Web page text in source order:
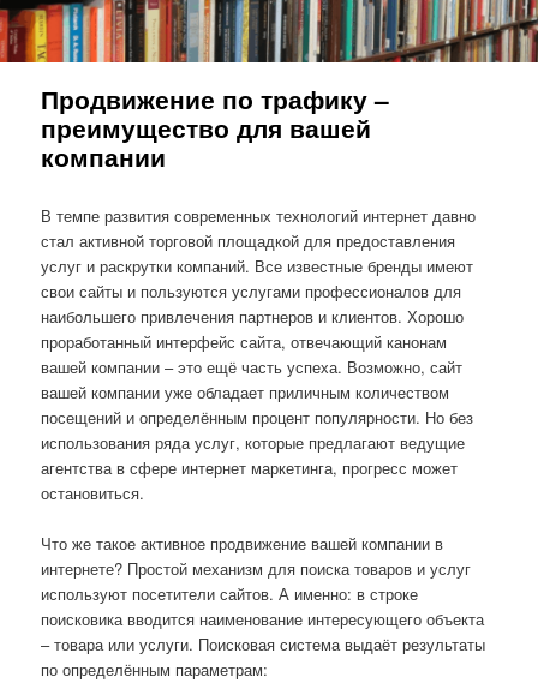
Продвижение по трафику –
преимущество для вашей
компании
В темпе развития современных технологий интернет давно
стал активной торговой площадкой для предоставления
услуг и раскрутки компаний. Все известные бренды имеют
свои сайты и пользуются услугами профессионалов для
наибольшего привлечения партнеров и клиентов. Хорошо
проработанный интерфейс сайта, отвечающий канонам
вашей компании – это ещё часть успеха. Возможно, сайт
вашей компании уже обладает приличным количеством
посещений и определённым процент популярности. Но без
использования ряда услуг, которые предлагают ведущие
агентства в сфере интернет маркетинга, прогресс может
остановиться.
Что же такое активное продвижение вашей компании в
интернете? Простой механизм для поиска товаров и услуг
используют посетители сайтов. А именно: в строке
поисковика вводится наименование интересующего объекта
– товара или услуги. Поисковая система выдаёт результаты
по определённым параметрам: